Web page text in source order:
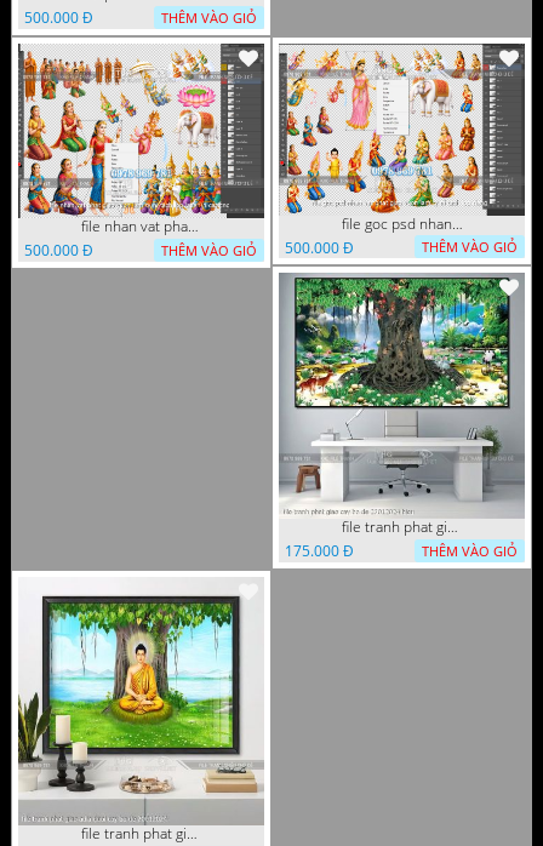
500.000 Đ
THÊM VÀO GIỎ
file nhan vat phat giao vuon lam ty ni tach lop layer in cat cnc
500.000 Đ
THÊM VÀO GIỎ
file goc psd nhan vat phat giao vuon lam ty ni tach lop rieng
500.000 Đ
THÊM VÀO GIỎ
file tranh phat giao cay bo de 23012024 hieu
175.000 Đ
THÊM VÀO GIỎ
file tranh phat giao adia duoi cay bo de 20012024